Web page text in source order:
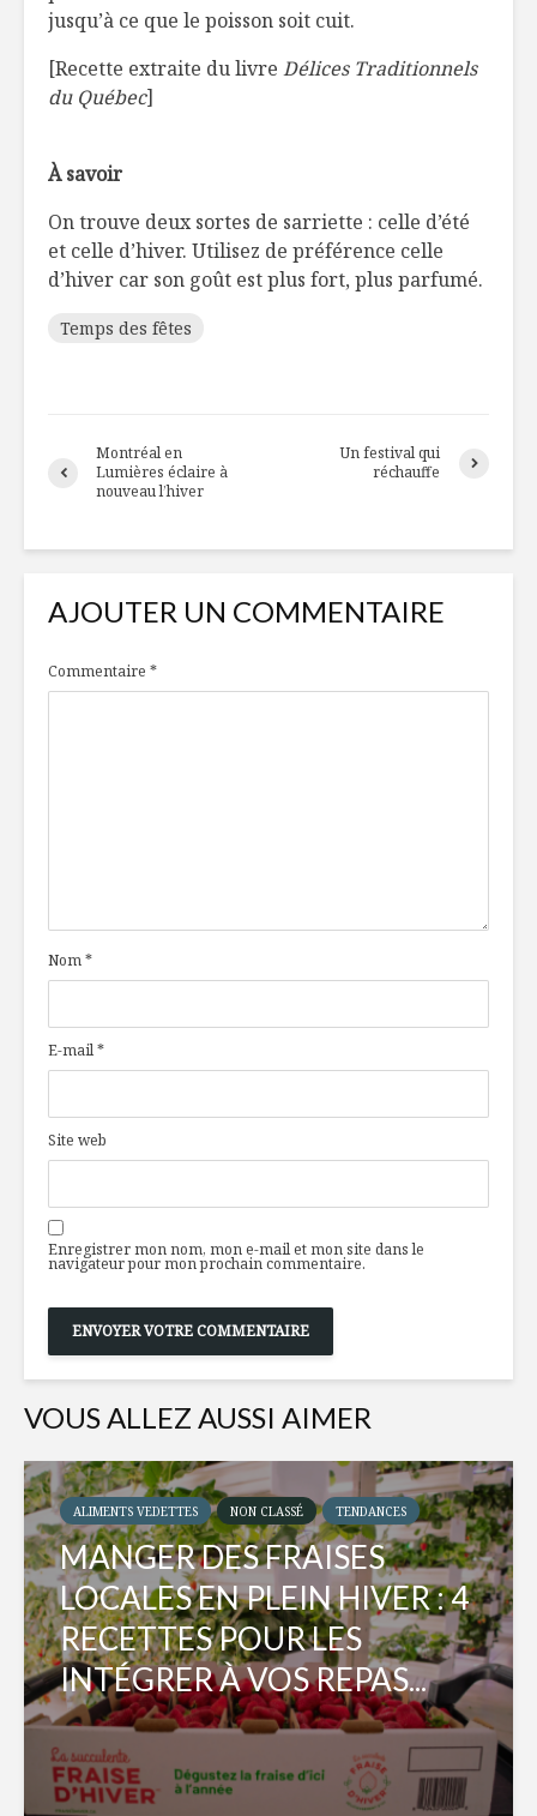
jusqu’à ce que le poisson soit cuit.
[Recette extraite du livre Délices Traditionnels
du Québec]
À savoir
On trouve deux sortes de sarriette : celle d’été
et celle d’hiver. Utilisez de préférence celle
d’hiver car son goût est plus fort, plus parfumé.
Temps des fêtes
Montréal en
Lumières éclaire à
nouveau l’hiver
Un festival qui
réchauffe
AJOUTER UN COMMENTAIRE
Commentaire *
Nom*
E-mail*
Site web
Enregistrer mon nom, mon e-mail et mon site dans le
navigateur pour mon prochain commentaire.
VOUS ALLEZ AUSSI AIMER
ALIMENTS VEDETTES NON CLASSÉ TENDANCES
MANGER DES FRAISES
LOCALES EN PLEIN HIVER : 4
RECETTES POUR LES
INTÉGRER À VOS REPAS...